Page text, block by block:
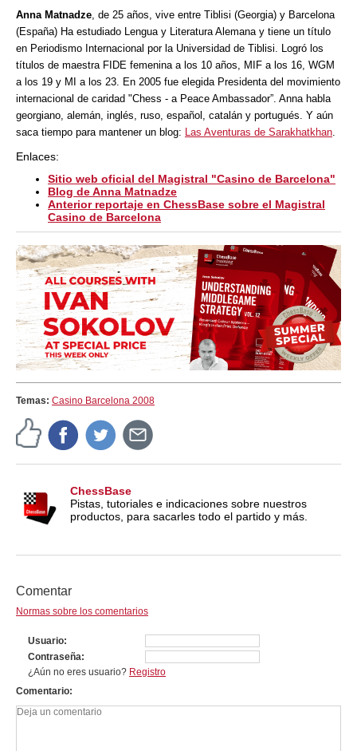
Anna Matnadze, de 25 años, vive entre Tiblisi (Georgia) y Barcelona
(España) Ha estudiado Lengua y Literatura Alemana y tiene un título
en Periodismo Internacional por la Universidad de Tiblisi. Logró los
títulos de maestra FIDE femenina a los 10 años, MIF a los 16, WGM
a los 19 y MI a los 23. En 2005 fue elegida Presidenta del movimiento
internacional de caridad "Chess - a Peace Ambassador”. Anna habla
georgiano, alemán, inglés, ruso, español, catalán y portugués. Y aún
saca tiempo para mantener un blog: Las Aventuras de Sarakhatkhan.
Enlaces:
Sitio web oficial del Magistral "Casino de Barcelona"
Blog de Anna Matnadze
Anterior reportaje en ChessBase sobre el Magistral
Casino de Barcelona
Temas: Casino Barcelona 2008
ChessBase
Pistas, tutoriales e indicaciones sobre nuestros
productos, para sacarles todo el partido y más.
Comentar
Normas sobre los comentarios
Usuario
Contraseña
¿Aún no eres usuario? Registro
Comentario